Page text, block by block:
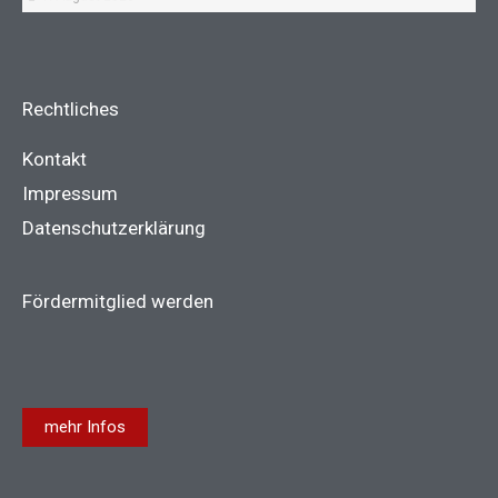
Rechtliches
Kontakt
Impressum
Datenschutzerklärung
Fördermitglied werden
mehr Infos